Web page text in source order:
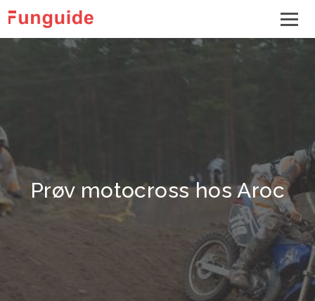
Prøv motocross hos Aroc